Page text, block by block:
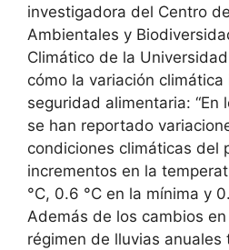
investigadora del Centro
Ambientales y
Climático de la
cómo la variación climática
seguridad alimentaria: “En
se han reportado
condiciones climáticas del
incrementos en la
°C, 0.6 °C en la mínima y
Además de los cambios
régimen de lluvias anuales